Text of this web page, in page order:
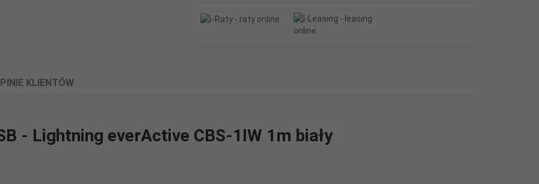
KLIENTÓW
- Lightning everActive CBS-1IW 1m biały